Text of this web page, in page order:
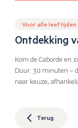
Voor alle leeftijden
Ontdekking
Kom de Caborde en
Duur: 30 minuten –
naar keuze,
Terug